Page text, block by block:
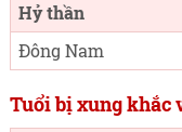
Hỷ thần
Đông Nam
Tuổi bị xung khắc